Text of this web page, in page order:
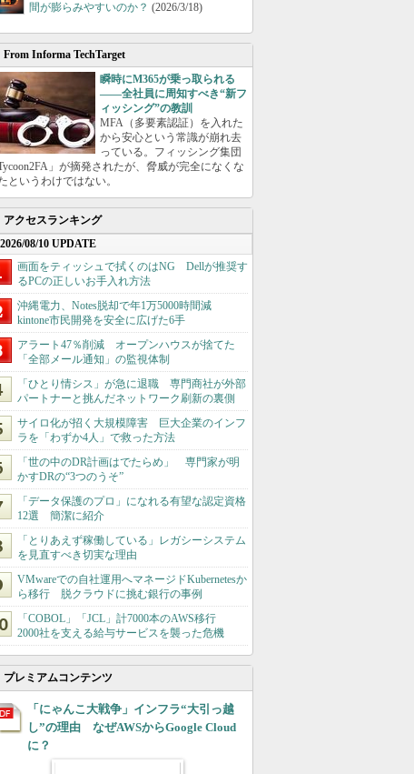
間が膨らみやすいのか？ (2026/3/18)
From Informa TechTarget
瞬時にM365が乗っ取られる
――全社員に周知すべき“新フ
ィッシング”の教訓
MFA（多要素認証）を入れた
から安心という常識が崩れ去
っている。フィッシング集団
Tycoon2FA」が摘発されたが、脅威が完全になくな
というわけではない。
アクセスランキング
2026/08/10 UPDATE
画面をティッシュで拭くのはNG Dellが推奨す
るPCの正しいお手入れ方法
沖縄電力、Notes脱却で年1万5000時間減
kintone市民開発を安全に広げた6手
アラート47％削減 オープンハウスが捨てた
「全部メール通知」の監視体制
「ひとり情シス」が急に退職 専門商社が外部
パートナーと挑んだネットワーク刷新の裏側
サイロ化が招く大規模障害 巨大企業のインフ
ラを「わずか4人」で救った方法
「世の中のDR計画はでたらめ」 専門家が明
かすDRの“3つのうそ”
「データ保護のプロ」になれる有望な認定資格
12選 簡潔に紹介
「とりあえず稼働している」レガシーシステム
を見直すべき切実な理由
VMwareでの自社運用へマネージドKubernetesか
ら移行 脱クラウドに挑む銀行の事例
「COBOL」「JCL」計7000本のAWS移行
2000社を支える給与サービスを襲った危機
プレミアムコンテンツ
「にゃんこ大戦争」インフラ“大引っ越
し”の理由 なぜAWSからGoogle Cloud
に？